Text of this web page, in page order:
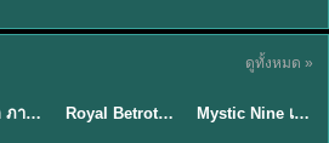
ดูทั้งหมด »
มังกรหยก ภาคมารบูรพาและพิษประจิม Duel on Mount Hua พากย์ไทย ★9 Royal Betrothal (2026) สัญญาวิวาห์แห่งราชวงศ์ พากย์ไทย ซับไทย EP1-32 ★9
พากย์ไทย/ซับ
Mystic Nine เก้าสกุล (2026) พากย์ไทย ซับไทย EP.1-30